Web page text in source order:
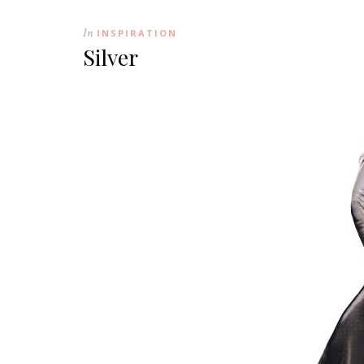
In INSPIRATION
Silver